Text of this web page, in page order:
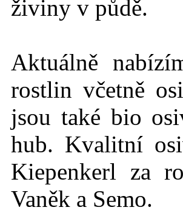
živiny v půdě.
Aktuálně
rostlin včetně
jsou také bio
hub. Kvalitní
Kiepenkerl za
Vaněk a Semo.